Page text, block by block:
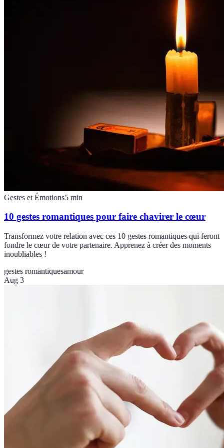
Gestes et Émotions5 min
10 gestes romantiques pour faire chavirer le cœur
Transformez votre relation avec ces 10 gestes romantiques qui feront
fondre le cœur de votre partenaire. Apprenez à créer des moments
inoubliables !
gestes romantiquesamour
Aug 3